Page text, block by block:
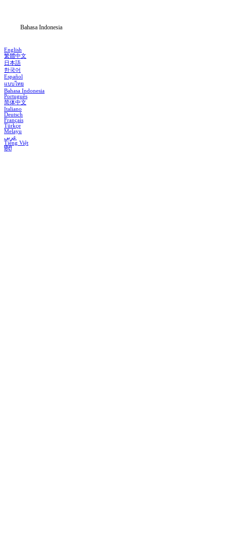
Bahasa Indonesia
English
繁體中文
日本語
한국어
Español
แบบไทย
Bahasa Indonesia
Português
简体中文
Italiano
Deutsch
Français
Türkçe
Melayu
عربي
Tiếng Việt
हिंदी